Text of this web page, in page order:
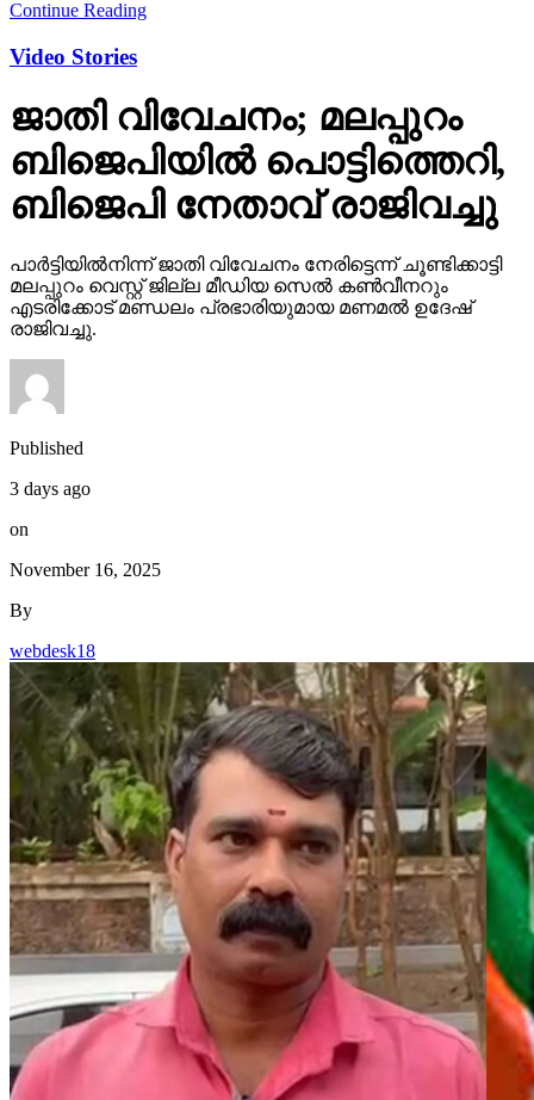
Continue Reading
Video Stories
ജാതി വിവേചനം; മലപ്പുറം
ബിജെപിയില്‍ പൊട്ടിത്തെറി,
ബിജെപി നേതാവ് രാജിവച്ചു
പാര്‍ട്ടിയില്‍നിന്ന് ജാതി വിവേചനം നേരിട്ടെന്ന് ചൂണ്ടിക്കാട്ടി
മലപ്പുറം വെസ്റ്റ് ജില്ല മീഡിയ സെല്‍ കണ്‍വീനറും
എടരിക്കോട് മണ്ഡലം പ്രഭാരിയുമായ മണമല്‍ ഉദേഷ്
രാജിവച്ചു.
Published
3 days ago
on
November 16, 2025
By
webdesk18